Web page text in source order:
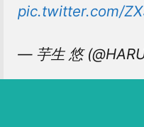
pic.twitter.com/
— 芋生 悠